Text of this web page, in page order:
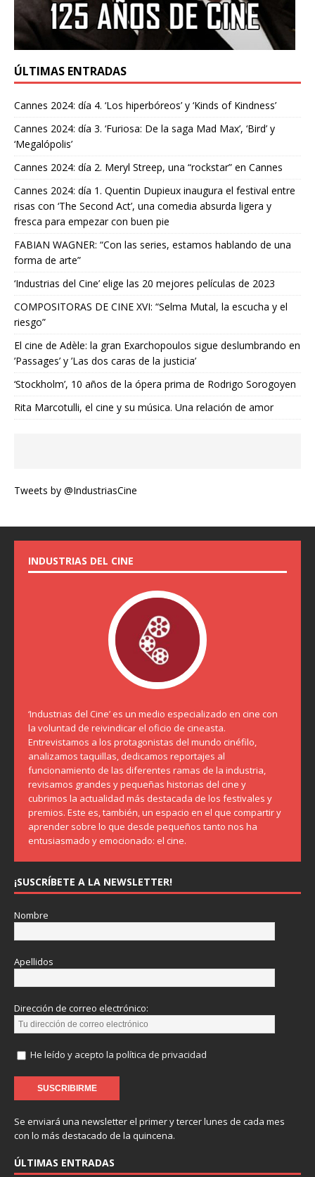
ÚLTIMAS ENTRADAS
Cannes 2024: día 4. ‘Los hiperbóreos’ y ‘Kinds of Kindness’
Cannes 2024: día 3. ‘Furiosa: De la saga Mad Max’, ‘Bird’ y
‘Megalópolis’
Cannes 2024: día 2. Meryl Streep, una “rockstar” en Cannes
Cannes 2024: día 1. Quentin Dupieux inaugura el festival entre
risas con ‘The Second Act’, una comedia absurda ligera y
fresca para empezar con buen pie
FABIAN WAGNER: “Con las series, estamos hablando de una
forma de arte”
‘Industrias del Cine’ elige las 20 mejores películas de 2023
COMPOSITORAS DE CINE XVI: “Selma Mutal, la escucha y el
riesgo”
El cine de Adèle: la gran Exarchopoulos sigue deslumbrando en
’Passages’ y ’Las dos caras de la justicia’
‘Stockholm’, 10 años de la ópera prima de Rodrigo Sorogoyen
Rita Marcotulli, el cine y su música. Una relación de amor
Tweets by @IndustriasCine
INDUSTRIAS DEL CINE
‘Industrias del Cine’ es un medio especializado en cine con
la voluntad de reivindicar el oficio de cineasta.
Entrevistamos a los protagonistas del mundo cinéfilo,
analizamos taquillas, dedicamos reportajes al
funcionamiento de las diferentes ramas de la industria,
revisamos grandes y pequeñas historias del cine y
cubrimos la actualidad más destacada de los festivales y
premios. Este es, también, un espacio en el que compartir y
aprender sobre lo que desde pequeños tanto nos ha
entusiasmado y emocionado: el cine.
¡SUSCRÍBETE A LA NEWSLETTER!
Nombre
Apellidos
Dirección de correo electrónico:
He leído y acepto la política de privacidad
Se enviará una newsletter el primer y tercer lunes de cada mes
con lo más destacado de la quincena.
ÚLTIMAS ENTRADAS